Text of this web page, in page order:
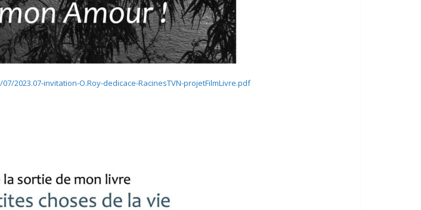
2023.07-invitation-O.Roy-dedicace-RacinesTVN-projetFilmLivre.pdf